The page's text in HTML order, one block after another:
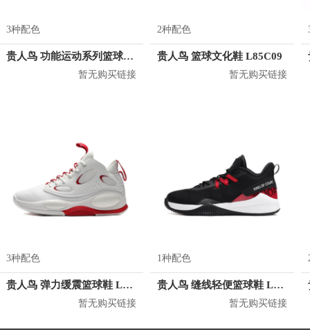
3种配色
贵人鸟 功能运动系列篮球鞋 L81515
暂无购买链接
2种配色
贵人鸟 篮球文化鞋 L85C09
暂无购买链接
3种配色
贵人鸟 弹力缓震篮球鞋 L93C01
暂无购买链接
1种配色
贵人鸟 缝线轻便篮球鞋 L92C01
暂无购买链接